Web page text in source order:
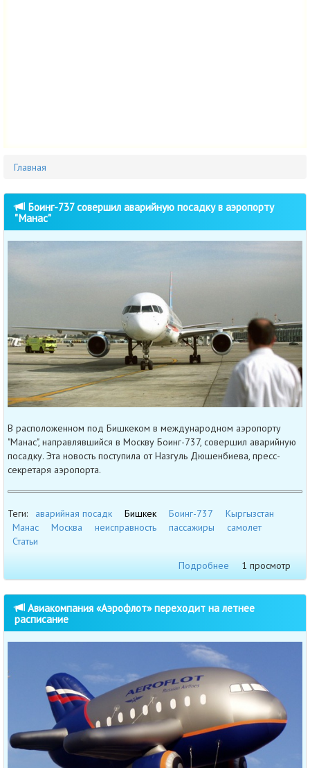
Главная
Боинг-737 совершил аварийную посадку в аэропорту
"Манас"
В расположенном под Бишкеком в международном аэропорту
"Манас", направлявшийся в Москву Боинг-737, совершил аварийную
посадку. Эта новость поступила от Назгуль Дюшенбиева, пресс-
секретаря аэропорта.
Теги: аварийная посадк Бишкек Боинг-737
Кыргызстан
Манас
Москва неисправность пассажиры
самолет
Статьи
Подробнее
1 просмотр
Авиакомпания «Аэрофлот» переходит на летнее
расписание